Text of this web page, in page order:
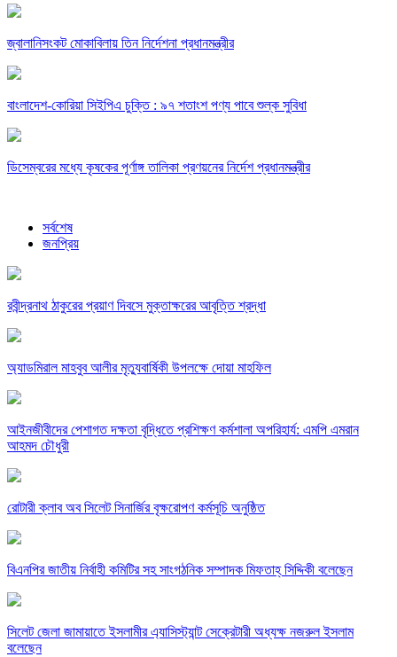
জ্বালানিসংকট মোকাবিলায় তিন নির্দেশনা প্রধানমন্ত্রীর
বাংলাদেশ-কোরিয়া সিইপিএ চুক্তি : ৯৭ শতাংশ পণ্য পাবে শুল্ক সুবিধা
ডিসেম্বরের মধ্যে কৃষকের পূর্ণাঙ্গ তালিকা প্রণয়নের নির্দেশ প্রধানমন্ত্রীর
সর্বশেষ
জনপ্রিয়
রবীন্দ্রনাথ ঠাকুরের প্রয়াণ দিবসে মুক্তাক্ষরের আবৃত্তি শ্রদ্ধা
অ্যাডমিরাল মাহবুব আলীর মৃত্যুবার্ষিকী উপলক্ষে দোয়া মাহফিল
‎আইনজীবীদের পেশাগত দক্ষতা বৃদ্ধিতে প্রশিক্ষণ কর্মশালা অপরিহার্য: এমপি এমরান
আহমদ চৌধুরী
রোটারী ক্লাব অব সিলেট সিনার্জির বৃক্ষরোপণ কর্মসূচি অনুষ্ঠিত
বিএনপির জাতীয় নির্বাহী কমিটির সহ সাংগঠনিক সম্পাদক মিফতাহ্ সিদ্দিকী বলেছেন
সিলেট জেলা জামায়াতে ইসলামীর এ্যাসিস্ট্যান্ট সেক্রেটারী অধ্যক্ষ নজরুল ইসলাম
বলেছেন